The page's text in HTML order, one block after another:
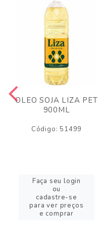
OLEO SOJA LIZA PET
900ML
Código: 51499
Faça seu login
ou
cadastre-se
para ver preços
e comprar